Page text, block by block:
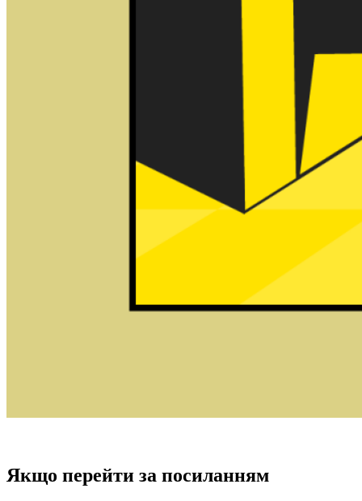
Якщо перейти за посиланням